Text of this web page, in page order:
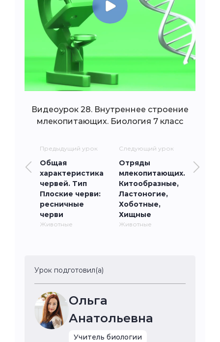
Видеоурок 28. Внутреннее строение
млекопитающих. Биология 7 класс
Предыдущий урок
Общая
характеристика
червей. Тип
Плоские черви:
ресничные
черви
Животные
Следующий урок
Отряды
млекопитающих.
Китообразные,
Ластоногие,
Хоботные,
Хищные
Животные
Урок подготовил(а)
Ольга
Анатольевна
Учитель биологии